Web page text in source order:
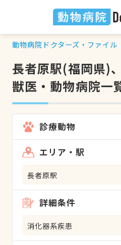
動物病院ドクターズ・ファイル
長者原駅(福岡県)
獣医・動物病院一
診療動物
エリア・駅
長者原駅
詳細条件
消化器系疾患